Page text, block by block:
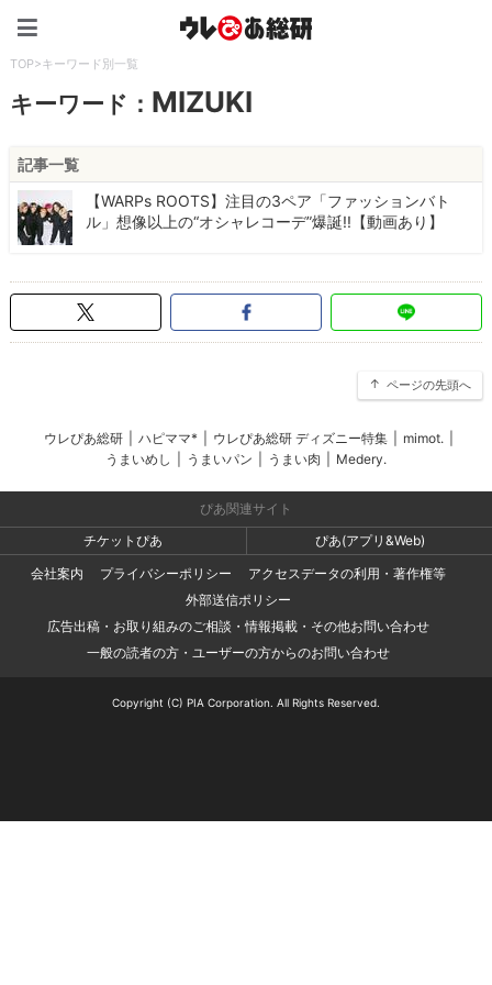
TOP>キーワード別一覧
キーワード： MIZUKI
記事一覧
【WARPs ROOTS】注目の3ペア「ファッションバト
ル」想像以上の“オシャレコーデ”爆誕!!【動画あり】
ページの先頭へ
ウレぴあ総研 ハピママ* ウレぴあ総研 ディズニー特集 mimot.
うまいめし
うまいパン うまい肉 Medery.
ぴあ関連サイト
チケットぴあ
ぴあ(アプリ&Web)
会社案内
プライバシーポリシー
アクセスデータの利用・著作権等
外部送信ポリシー
広告出稿・お取り組みのご相談・情報掲載・その他お問い合わせ
一般の読者の方・ユーザーの方からのお問い合わせ
Copyright (C) PIA Corporation. All Rights Reserved.